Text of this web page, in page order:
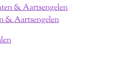
& Aartsengelen
& Aartsengelen